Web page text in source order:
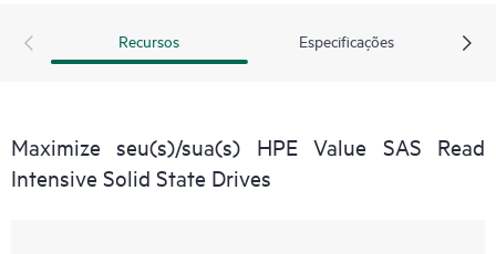
Recursos Especificações
Maximize seu(s)/sua(s) HPE Value SAS Read
Intensive Solid State Drives